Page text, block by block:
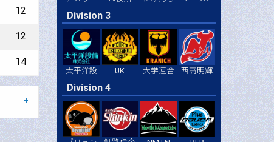
12
12
14
Division 3
太平洋設 UK 大学連合 西高明輝
Division 4